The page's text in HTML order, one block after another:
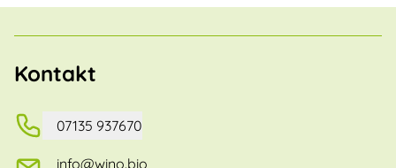
Kontakt
07135 937670
info@wino.bio